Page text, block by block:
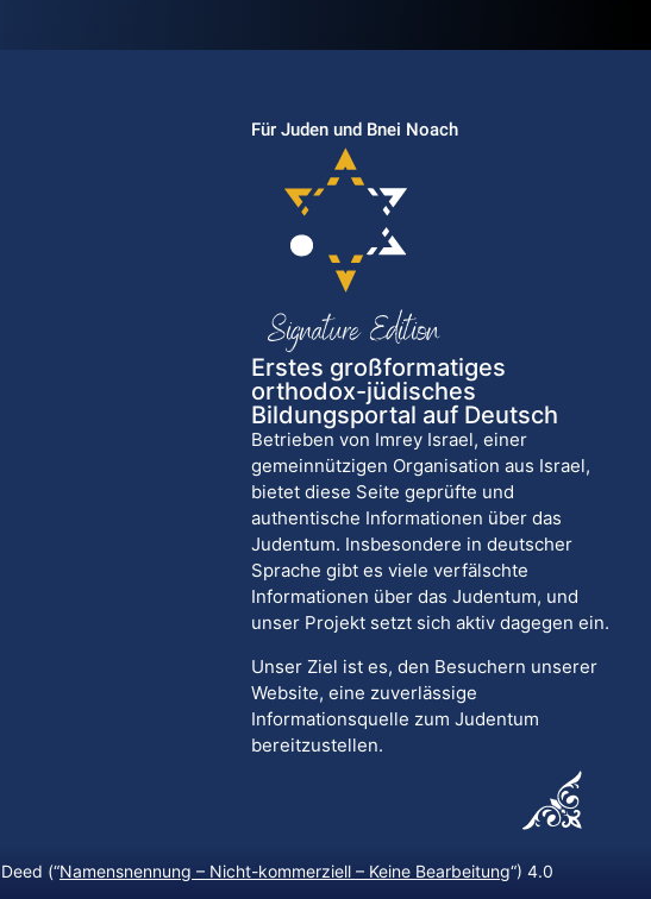
Für Juden und Bnei Noach
Erstes großformatiges
orthodox-jüdisches
Bildungsportal auf Deutsch
Betrieben von Imrey Israel, einer
gemeinnützigen Organisation aus Israel,
bietet diese Seite geprüfte und
authentische Informationen über das
Judentum. Insbesondere in deutscher
Sprache gibt es viele verfälschte
Informationen über das Judentum, und
unser Projekt setzt sich aktiv dagegen ein.
Unser Ziel ist es, den Besuchern unserer
Website, eine zuverlässige
Informationsquelle zum Judentum
bereitzustellen.
(“Namensnennung – Nicht-kommerziell – Keine Bearbeitung“) 4.0